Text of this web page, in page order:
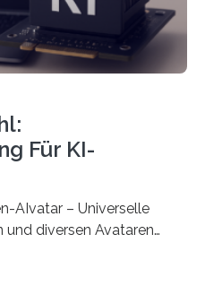
Für KI-
AIvatar – Universelle
diversen Avataren
Millionen Euro. Dabei